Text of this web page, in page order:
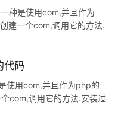
种是使用com,并且作为
建一个com,调用它的方法.
打开一个word客户端).理
是用PHP将我们的doc文
代码
使用com,并且作为php的
com,调用它的方法.安装过